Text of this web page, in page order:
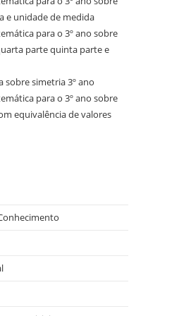
e unidade de medida
para o 3º ano sobre
parte quinta parte e
sobre simetria 3º ano
para o 3º ano sobre
equivalência de valores